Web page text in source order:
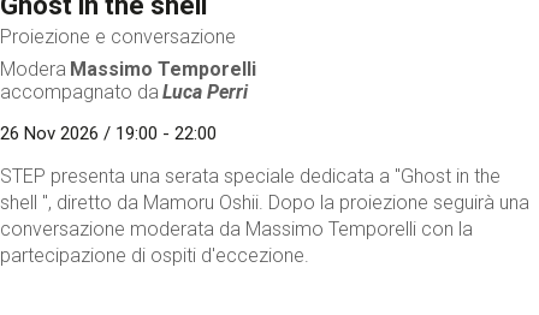
Proiezione e conversazione
Modera Massimo Temporelli
accompagnato da Luca Perri
26 Nov 2026 / 19:00 - 22:00
STEP presenta una serata speciale dedicata a "Ghost in the
shell ", diretto da Mamoru Oshii. Dopo la proiezione seguirà una
conversazione moderata da Massimo Temporelli con la
partecipazione di ospiti d'eccezione.